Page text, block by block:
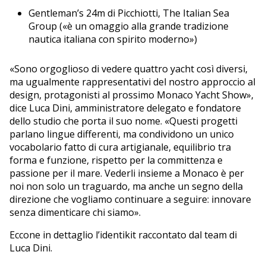
Gentleman’s 24m di Picchiotti, The Italian Sea
Group («è un omaggio alla grande tradizione
nautica italiana con spirito moderno»)
«Sono orgoglioso di vedere quattro yacht così diversi,
ma ugualmente rappresentativi del nostro approccio al
design, protagonisti al prossimo Monaco Yacht Show»,
dice Luca Dini, amministratore delegato e fondatore
dello studio che porta il suo nome. «Questi progetti
parlano lingue differenti, ma condividono un unico
vocabolario fatto di cura artigianale, equilibrio tra
forma e funzione, rispetto per la committenza e
passione per il mare. Vederli insieme a Monaco è per
noi non solo un traguardo, ma anche un segno della
direzione che vogliamo continuare a seguire: innovare
senza dimenticare chi siamo».
Eccone in dettaglio l’identikit raccontato dal team di
Luca Dini.